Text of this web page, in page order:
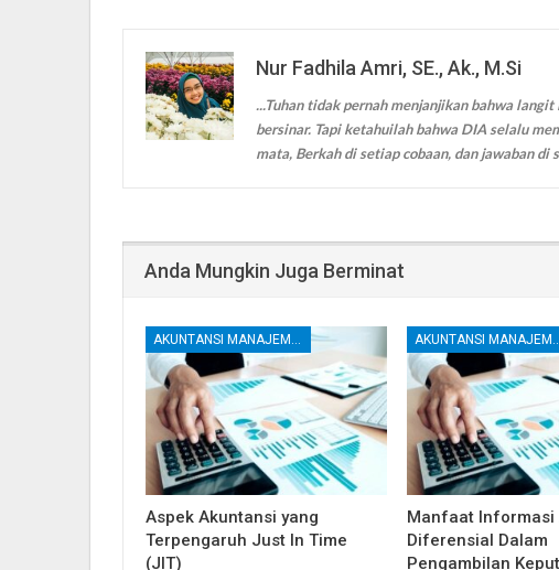
Nur Fadhila Amri, SE., Ak., M.Si
...Tuhan tidak pernah menjanjikan bahwa
bersinar. Tapi ketahuilah bahwa DIA selalu
mata, Berkah di setiap cobaan, dan jawaban di
Anda Mungkin Juga Berminat
AKUNTANSI MANAJEMEN DAN BIAYA
Aspek Akuntansi yang
Terpengaruh Just In Time
(JIT)
AKUNTANSI
Manfaat Informasi
Diferensial Dalam
Pengambilan